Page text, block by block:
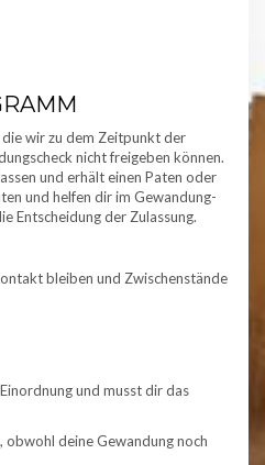
die wir zu dem Zeitpunkt der
nicht freigeben können.
und erhält einen Paten oder
und helfen dir im Gewandung-
Entscheidung der Zulassung.
bleiben und Zwischenstände
und musst dir das
obwohl deine Gewandung noch